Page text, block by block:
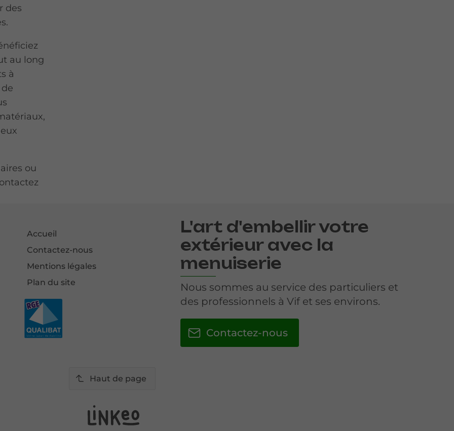
des
au long
à
ou
Accueil
Contactez-nous
Mentions légales
Plan du site
L'art d'embellir votre
extérieur avec la
menuiserie
Nous sommes au service des particuliers et
des professionnels à Vif et ses environs.
Contactez-nous
Haut de page